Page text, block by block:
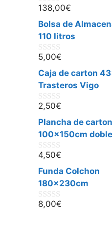
0
d
e
5
138,00€
Bolsa de
110 litros
0
d
e
5
5,00€
Caja de carton
Trasteros Vigo
0
d
e
5
2,50€
Plancha de carton
100x150cm
0
d
e
5
4,50€
Funda Colchon
180x230cm
0
8,00€